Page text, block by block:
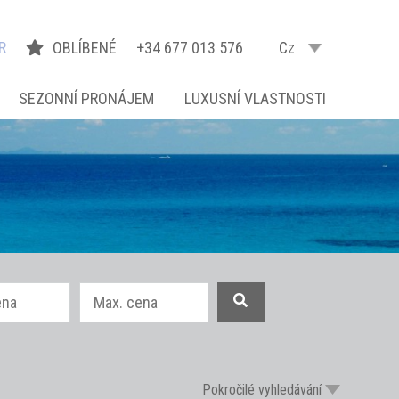
OBLÍBENÉ +34 677 013 576 Cz
SEZONNÍ PRONÁJEM LUXUSNÍ VLASTNOSTI
Pokročilé vyhledávání